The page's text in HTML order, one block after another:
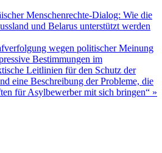
Menschenrechte-Dialog: Wie die
und Belarus unterstützt werden
wegen politischer Meinung
Bestimmungen im
Leitlinien für den Schutz der
eine Beschreibung der Probleme, die
für Asylbewerber mit sich bringen“ »